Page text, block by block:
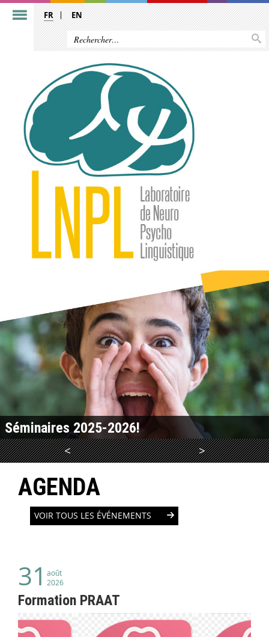
FR EN
Séminaires 2025-2026!
LIRE LA SUITE< >
AGENDA
VOIR TOUS LES ÉVÉNEMENTS
31 août
2026
Formation PRAAT